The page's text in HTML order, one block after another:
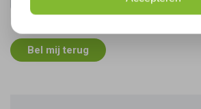
Bel mij terug